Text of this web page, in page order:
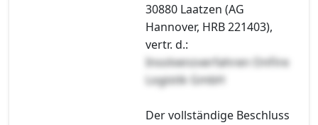
30880 Laatzen (AG
Hannover, HRB 221403),
vertr. d.:
Insolvenzverfahren OnFire
Logistik GmbH
Der vollständige Beschluss